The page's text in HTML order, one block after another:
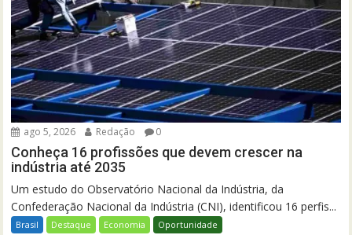
ago 5, 2026 Redação 0
Conheça 16 profissões que devem crescer na
indústria até 2035
Um estudo do Observatório Nacional da Indústria, da
Confederação Nacional da Indústria (CNI), identificou 16 perfis...
Brasil Destaque Economia Oportunidade